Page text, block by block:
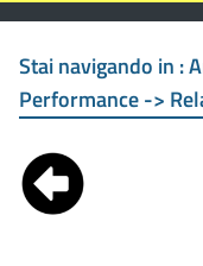
Stai navigando in :
Performance ->